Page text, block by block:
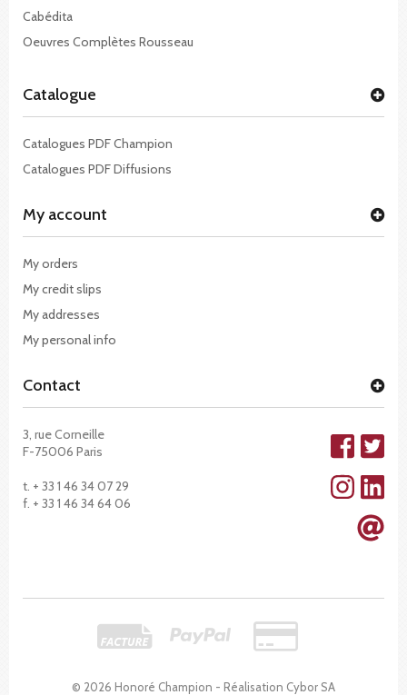
© 2026 Honoré Champion - Réalisation Cybor SA
Cabédita
Oeuvres Complètes Rousseau
Catalogue
Catalogues PDF Champion
Catalogues PDF Diffusions
My account
My orders
My credit slips
My addresses
My personal info
Contact
3, rue Corneille
F-75006 Paris
t. + 33 1 46 34 07 29
f. + 33 1 46 34 64 06